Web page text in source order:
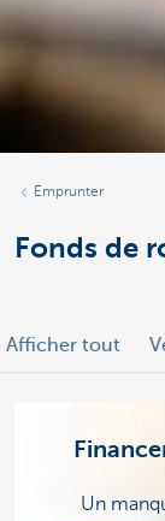
Emprunter
Fonds de
Afficher tout
Un